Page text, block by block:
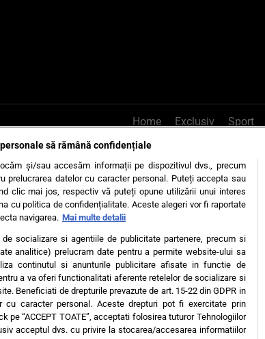
Home Exclusiv Sport
Scrie-ne pe Whatsapp,
Știri
Ultimele stiri Diete Insula
Echipa editorială Termeni si condiții Politica
să rămână confidențiale
și/sau accesăm informații pe dispozitivul dvs., precum
prelucrarea datelor cu caracter personal. Puteți accepta sau
clic mai jos, respectiv vă puteți opune utilizării unui interes
cu politica de confidențialitate. Aceste alegeri vor fi raportate
navigarea. Mai multe detalii
socializare si agentiile de publicitate partenere, precum si
analitice) prelucram date pentru a permite website-ului sa
continutul si anunturile publicitare afisate in functie de
a va oferi functionalitati aferente retelelor de socializare si
Beneficiati de drepturile prevazute de art. 15-22 din GDPR in
cu caracter personal. Aceste drepturi pot fi exercitate prin
pe “ACCEPT TOATE”, acceptati folosirea tuturor Tehnologiilor
acceptul dvs. cu privire la stocarea/accesarea informatiilor